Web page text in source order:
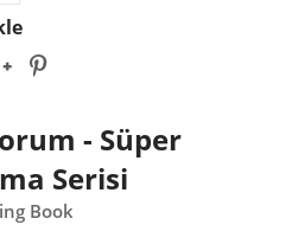
- Süper
Serisi
Book